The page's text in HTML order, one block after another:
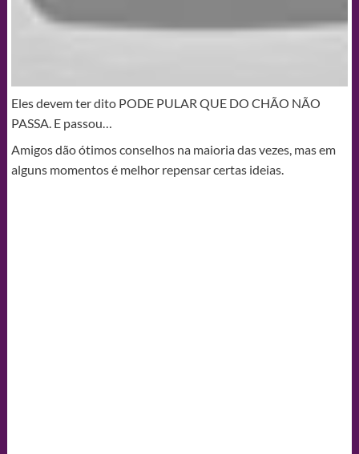
Eles devem ter dito PODE PULAR QUE DO CHÃO NÃO
PASSA. E passou…
Amigos dão ótimos conselhos na maioria das vezes, mas em
alguns momentos é melhor repensar certas ideias.